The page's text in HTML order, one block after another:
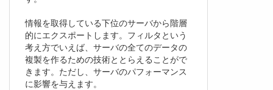
情報を取得している下位のサーバから階層
的にエクスポートします。フィルタという
考え方でいえば、サーバの全てのデータの
複製を作るための技術ととらえることがで
きます。ただし、サーバのパフォーマンス
に影響を与えます。